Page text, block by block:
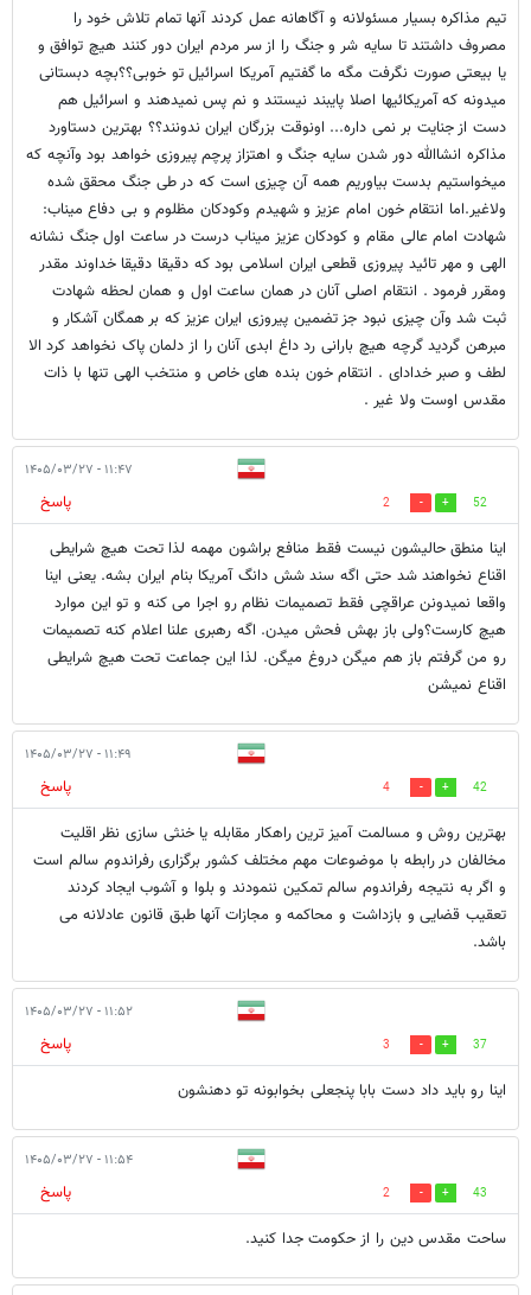
تیم مذاکره بسیار مسئولانه و آگاهانه عمل کردند آنها تمام تلاش خود را
مصروف داشتند تا سایه شر و جنگ را از سر مردم ایران دور کنند هیچ توافق و
یا بیعتی صورت نگرفت مگه ما گفتیم آمریکا اسرائیل تو خوبی؟؟بچه دبستانی
میدونه که آمریکائیها اصلا پایبند نیستند و نم پس نمیدهند و اسرائیل هم
دست از جنایت بر نمی داره... اونوقت بزرگان ایران ندونند؟؟ بهترین دستاورد
مذاکره انشاالله دور شدن سایه جنگ و اهتزاز پرچم پیروزی خواهد بود وآنچه که
میخواستیم بدست بیاوریم همه آن چیزی است که در طی جنگ محقق شده
ولاغیر.اما انتقام خون امام عزیز و شهیدم وکودکان مظلوم و بی دفاع میناب:
شهادت امام عالی مقام و کودکان عزیز میناب درست در ساعت اول جنگ نشانه
الهی و مهر تائید پیروزی قطعی ایران اسلامی بود که دقیقا دقیقا خداوند مقدر
ومقرر فرمود . انتقام اصلی آنان در همان ساعت اول و همان لحظه شهادت
ثبت شد وآن چیزی نبود جز تضمین پیروزی ایران عزیز که بر همگان آشکار و
مبرهن گردید گرچه هیچ بارانی رد داغ ابدی آنان را از دلمان پاک نخواهد کرد الا
لطف و صبر خدادای . انتقام خون بنده های خاص و منتخب الهی تنها با ذات
مقدس اوست ولا غیر .
۱۱:۴۷ - ۱۴۰۵/۰۳/۲۷
52
2
پاسخ
اینا منطق حالیشون نیست فقط منافع براشون مهمه لذا تحت هیچ شرایطی
اقناع نخواهند شد حتی اگه سند شش دانگ آمریکا بنام ایران بشه. یعنی اینا
واقعا نمیدونن عراقچی فقط تصمیمات نظام رو اجرا می کنه و تو این موارد
هیچ کارست؟ولی باز بهش فحش میدن. اگه رهبری علنا اعلام کنه تصمیمات
رو من گرفتم باز هم میگن دروغ میگن. لذا این جماعت تحت هیچ شرایطی
اقناع نمیشن
۱۱:۴۹ - ۱۴۰۵/۰۳/۲۷
42
4
پاسخ
بهترین روش و مسالمت آميز ترین راهکار مقابله یا خنثی سازی نظر اقلیت
مخالفان در رابطه با موضوعات مهم مختلف کشور برگزاری رفراندوم سالم است
و اگر به نتیجه رفراندوم سالم تمکین ننمودند و بلوا و آشوب ایجاد کردند
تعقیب قضایی و بازداشت و محاکمه و مجازات آنها طبق قانون عادلانه می
باشد.
۱۱:۵۲ - ۱۴۰۵/۰۳/۲۷
37
3
پاسخ
اینا رو باید داد دست بابا پنجعلی بخوابونه تو دهنشون
۱۱:۵۴ - ۱۴۰۵/۰۳/۲۷
43
2
پاسخ
ساحت مقدس دین را از حکومت جدا کنید.